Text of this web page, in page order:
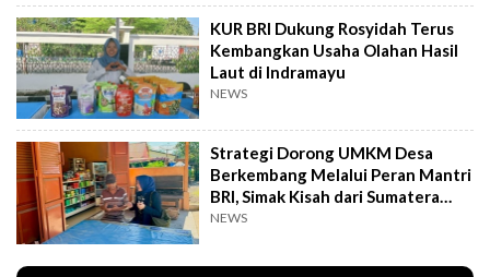
KUR BRI Dukung Rosyidah Terus
Kembangkan Usaha Olahan Hasil
Laut di Indramayu
NEWS
Strategi Dorong UMKM Desa
Berkembang Melalui Peran Mantri
BRI, Simak Kisah dari Sumatera
Utara Ini
NEWS